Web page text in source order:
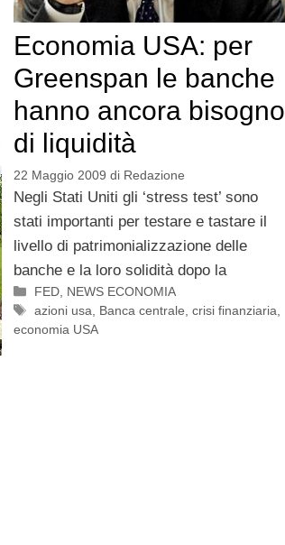
Economia USA: per
Greenspan le banche
hanno ancora bisogno
di liquidità
22 Maggio 2009 di Redazione
Negli Stati Uniti gli ‘stress test’ sono
stati importanti per testare e tastare il
livello di patrimonializzazione delle
banche e la loro solidità dopo la
Categorie
FED NEWS ECONOMIA
Tag
azioni usa Banca centrale ,crisi finanziaria
economia USA